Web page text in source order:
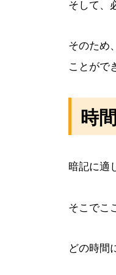
そして、
そのため
ことがで
時
暗記に適
そこでこ
どの時間